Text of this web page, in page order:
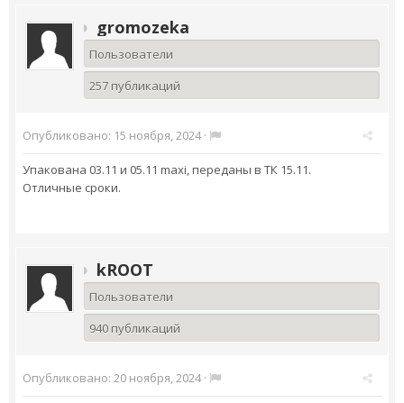
gromozeka
Пользователи
257 публикаций
Опубликовано: 15 ноября, 2024·
Упакована 03.11 и 05.11 maxi, переданы в ТК 15.11.
Отличные сроки.
kROOT
Пользователи
940 публикаций
Опубликовано: 20 ноября, 2024·